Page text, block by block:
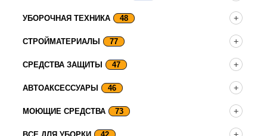
УБОРОЧНАЯ ТЕХНИКА 48
СТРОЙМАТЕРИАЛЫ 77
СРЕДСТВА ЗАЩИТЫ 47
АВТОАКСЕССУАРЫ 46
МОЮЩИЕ СРЕДСТВА 73
ВСЕ ДЛЯ УБОРКИ 42